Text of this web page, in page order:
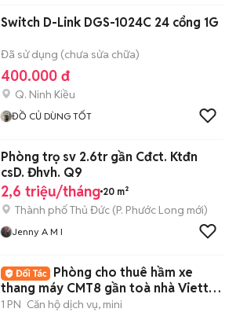
Switch D-Link DGS-1024C 24 cổng 1G
Đã sử dụng (chưa sửa chữa)
400.000 đ
Q. Ninh Kiều
ĐỒ CỦ DÙNG TỐT
Phòng trọ sv 2.6tr gần Cđct. Ktđn
csD. Đhvh. Q9
2,6 triệu/tháng 20 m²
Thành phố Thủ Đức (P. Phước Long mới)
Jenny A M I
Phòng cho thuê hầm xe
thang máy CMT8 gần toà nhà Viettel
gần đh UEH
1 PN Căn hộ dịch vụ, mini